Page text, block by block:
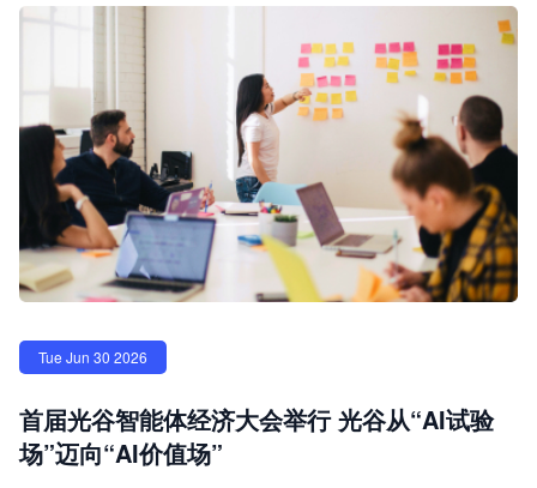
Tue Jun 30 2026
首届光谷智能体经济大会举行 光谷从“AI试验
场”迈向“AI价值场”